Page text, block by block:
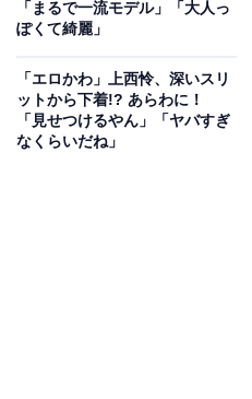
「まるで一流モデル」「大人っ
ぽくて綺麗」
「エロかわ」上西怜、深いスリ
ットから下着!? あらわに！
「見せつけるやん」「ヤバすぎ
なくらいだね」